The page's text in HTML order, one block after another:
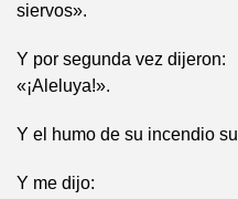
siervos».
Y por segunda vez dijeron:
«¡Aleluya!».
Y el humo de su incendio
Y me dijo: